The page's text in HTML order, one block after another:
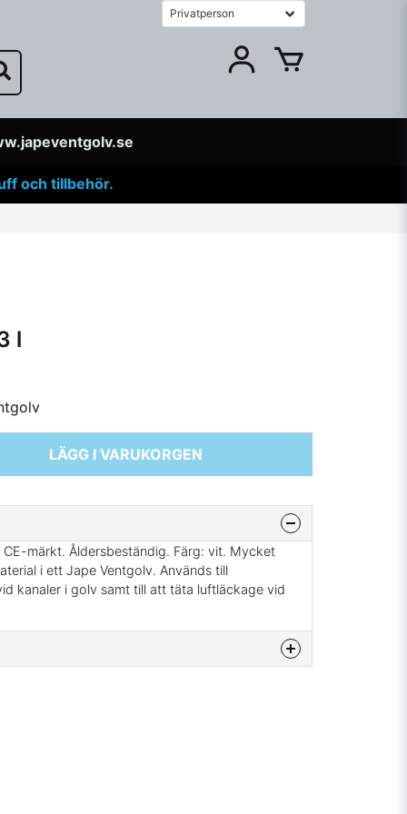
och tillbehör.
l
LÄGG I VARUKORGEN
märkt. Åldersbeständig. Färg: vit. Mycket
i ett Jape Ventgolv. Används till
kanaler i golv samt till att täta luftläckage vid